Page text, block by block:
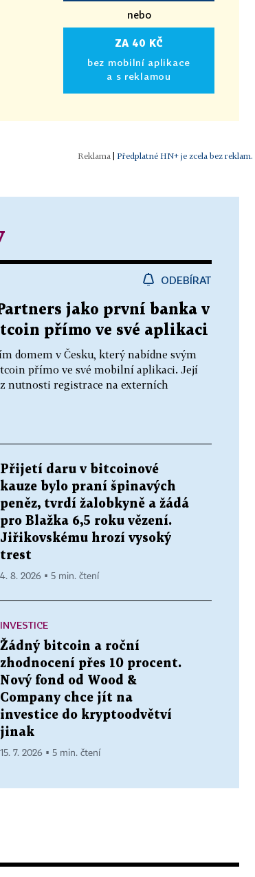
nebo
ZA 40 KČ
bez mobilní aplikace
a s reklamou
| Předplatné HN+ je zcela bez reklam.
ODEBÍRAT
jako první banka v
přímo ve své aplikaci
domem v Česku, který nabídne svým
přímo ve své mobilní aplikaci. Její
nutnosti registrace na externích
Přijetí daru v bitcoinové
kauze bylo praní špinavých
peněz, tvrdí žalobkyně a žádá
pro Blažka 6,5 roku vězení.
Jiřikovskému hrozí vysoký
trest
4. 8. 2026 ▪ 5 min. čtení
INVESTICE
Žádný bitcoin a roční
zhodnocení přes 10 procent.
Nový fond od Wood &
Company chce jít na
investice do kryptoodvětví
jinak
15. 7. 2026 ▪ 5 min. čtení